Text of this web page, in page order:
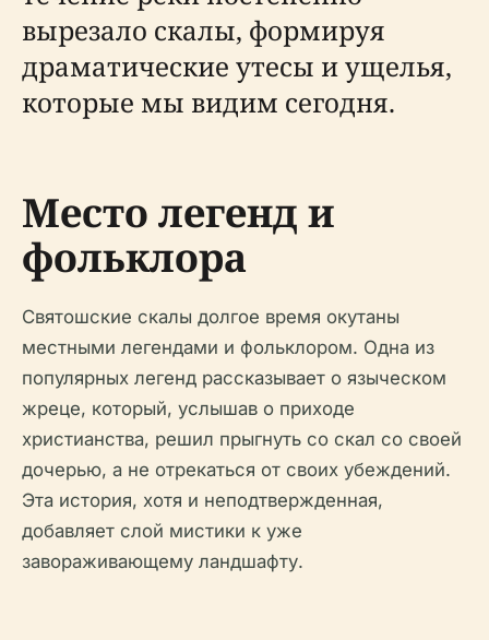
вырезало скалы, формируя
драматические утесы и ущелья,
которые мы видим сегодня.
Место легенд и
фольклора
Святошские скалы долгое время окутаны
местными легендами и фольклором. Одна из
популярных легенд рассказывает о языческом
жреце, который, услышав о приходе
христианства, решил прыгнуть со скал со своей
дочерью, а не отрекаться от своих убеждений.
Эта история, хотя и неподтвержденная,
добавляет слой мистики к уже
завораживающему ландшафту.